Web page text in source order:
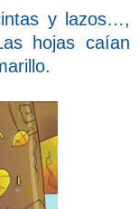
y lazos…,
hojas caían